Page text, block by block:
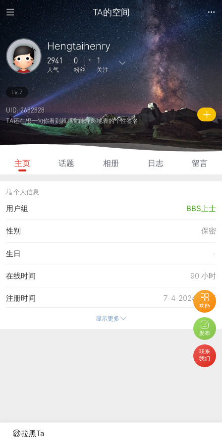
拉黑Ta
TA的空间
功能
发布
联系
我们
Hengtaihenry
2941
人气
0
粉丝
1
关注
104
主题
0
回复
0
日志
0
相册
0
好友
0 1
关注
0
说说
2941
人气
3625
积分
Lv.7
UID: 2682828
TA还在想一句你看到就感觉能炸裂地表的个性签名
主页 话题 相册 日志 留言
个人信息
用户组 BBS上士
保密
性别
-
生日
90 小时
在线时间
7-4-2024 17:45
注册时间
26-4-2026 13:03
26-4-2026 13:03
22-4-2026 20:24
显示更多